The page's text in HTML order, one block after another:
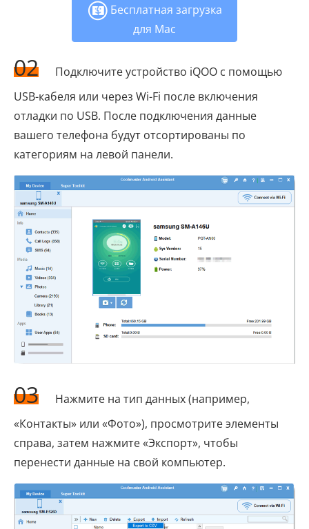
Бесплатная загрузка
для Mac
02
Подключите устройство iQOO с помощью
USB-кабеля или через Wi-Fi после включения
отладки по USB. После подключения данные
вашего телефона будут отсортированы по
категориям на левой панели.
03
Нажмите на тип данных (например,
«Контакты» или «Фото»), просмотрите элементы
справа, затем нажмите «Экспорт», чтобы
перенести данные на свой компьютер.